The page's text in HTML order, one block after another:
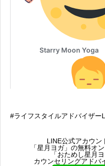
#ライフスタイルアドバイザー
LINE公式アカウン
「星月ヨガ」の無料オ
「おためし星月
カウンセリングアドバ